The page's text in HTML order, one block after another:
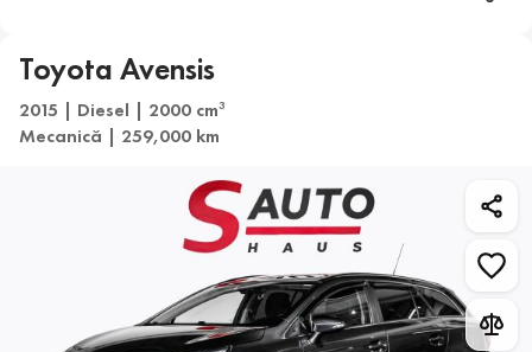
Toyota Avensis
2015 | Diesel | 2000 cm3
Mecanică | 259,000 km